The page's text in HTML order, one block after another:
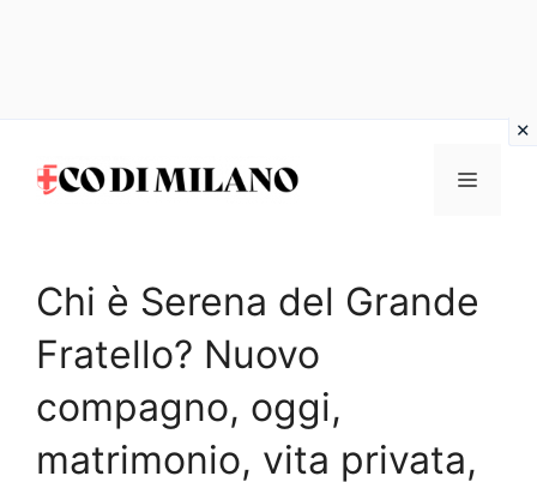
MENU
Chi è Serena del Grande
Fratello? Nuovo
compagno, oggi,
matrimonio, vita privata,